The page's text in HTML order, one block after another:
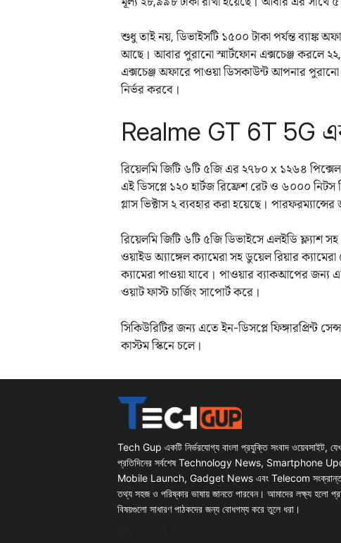
শুধু তাই নয়, ডিভাইসটি ১৫০০ টাকা পর্যন্ত ব্যাঙ্ক
আছে। আবার পুরানো স্মার্টফোন এক্সচেঞ্জ করলে
এক্সচেঞ্জ অফারে পাওয়া ডিসকাউন্ট আপনার পুরানো
নির্ভর করবে।
Realme GT 6T 5G
রিয়েলমি জিটি ৬টি ৫জি এর ২৭৮০ x ১২৬৪
এই ডিসপ্লে ১২০ হার্টজ রিফ্রেশ রেট ও ৬০০০ নিটস
গ্লাস ভিক্টাস ২ ব্যবহার করা হয়েছে।
রিয়েলমি জিটি ৬টি ৫জি ডিভাইসে এলইডি ফ্ল্যাশ সহ
ওয়াইড অ্যাঙ্গেল ক্যামেরা সহ ডুয়েল রিয়ার
ক্যামেরা পাওয়া যাবে। পাওয়ার ব্যাকআপের জন্য
ওয়াট ফাস্ট চার্জিং সাপোর্ট করে।
সিকিউরিটির জন্য এতে ইন-ডিসপ্লে ফিঙ্গারপ্রিন্ট
কাস্টম স্কিনে চলে।
Tech Gup একটি নির্ভরযোগ্য বাংলা প্রযুক্তি সংবাদ ওয়েবসাইট,
প্রতিদিনের সর্বশেষ Technology News, Smartphone
Mobile Launch, Gadget News এবং Telecom সংক্রান্ত
তথ্য সহজ ও পরিষ্কার ভাষায় জানতে পারবেন। আমাদের লক্ষ্য হলো
বিষয়গুলো সাধারণ পাঠকদের জন্য বোধগম্য করে তুলে ধরা।